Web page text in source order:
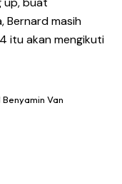
Bernard masih
itu akan mengikuti
Van